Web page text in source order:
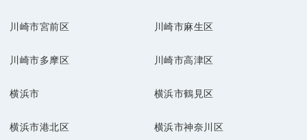
川崎市宮前区 川崎市麻生区
川崎市多摩区 川崎市高津区
横浜市 横浜市鶴見区
横浜市港北区 横浜市神奈川区